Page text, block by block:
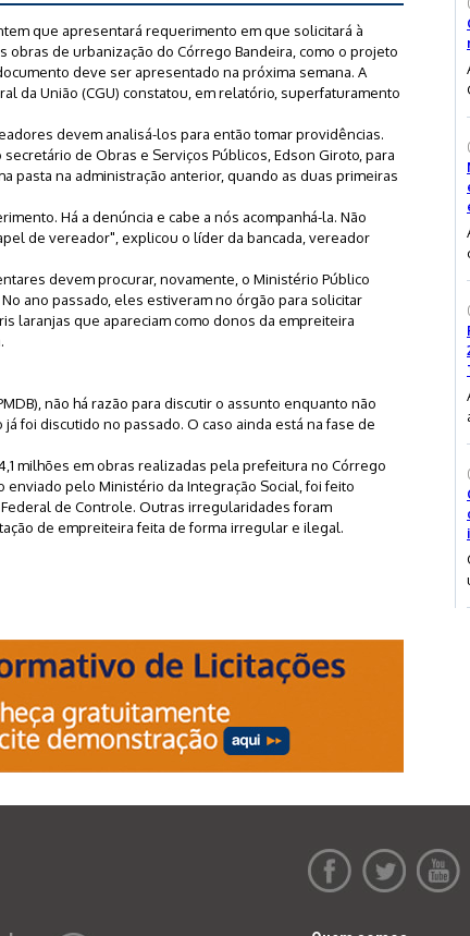
que apresentará requerimento em que solicitará à
obras de urbanização do Córrego Bandeira, como o projeto
deve ser apresentado na próxima semana. A
da União (CGU) constatou, em relatório, superfaturamento
devem analisá-los para então tomar providências.
de Obras e Serviços Públicos, Edson Giroto, para
pasta na administração anterior, quando as duas primeiras
Há a denúncia e cabe a nós acompanhá-la. Não
de vereador", explicou o líder da bancada, vereador
devem procurar, novamente, o Ministério Público
ano passado, eles estiveram no órgão para solicitar
laranjas que apareciam como donos da empreiteira
não há razão para discutir o assunto enquanto não
foi discutido no passado. O caso ainda está na fase de
milhões em obras realizadas pela prefeitura no Córrego
pelo Ministério da Integração Social, foi feito
de Controle. Outras irregularidades foram
de empreiteira feita de forma irregular e ilegal.